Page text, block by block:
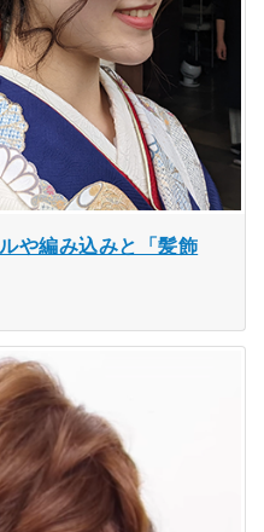
や編み込みと「髪飾